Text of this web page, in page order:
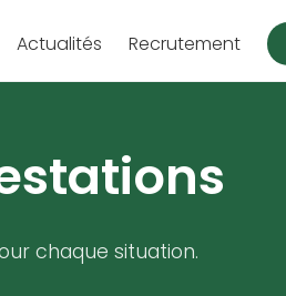
Actualités Recrutement
chaque situation.